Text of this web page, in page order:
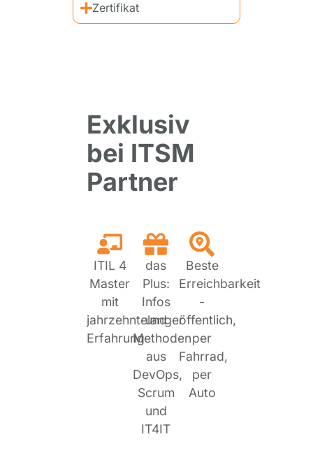
Zertifikat
Exklusiv
bei ITSM
Partner
ITIL 4
Master
mit
jahrzehntelanger
Erfahrung
das
Plus:
Infos
und
Methoden
aus
DevOps,
Scrum
und
IT4IT
Beste
Erreichbarkeit
-
öffentlich,
per
Fahrrad,
per
Auto